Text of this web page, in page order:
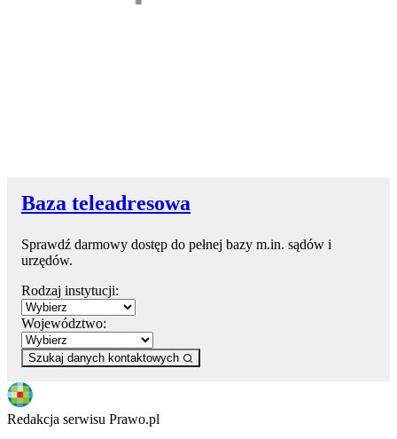
Baza teleadresowa
Sprawdź darmowy dostęp do pełnej bazy m.in. sądów i
urzędów.
Rodzaj instytucji:
Województwo:
Szukaj danych kontaktowych
Redakcja serwisu Prawo.pl